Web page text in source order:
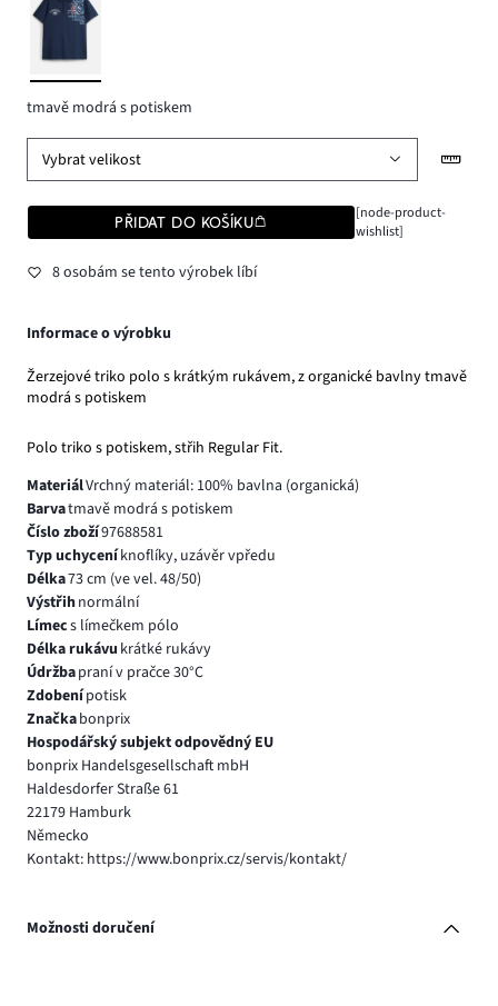
tmavě modrá s potiskem
Vybrat velikost
PŘIDAT DO KOŠÍKU
[node-product-
wishlist]
8 osobám se tento výrobek líbí
Informace o výrobku
Žerzejové triko polo s krátkým rukávem, z organické bavlny tmavě
modrá s potiskem
Polo triko s potiskem, střih Regular Fit.
MateriálVrchný materiál: 100% bavlna (organická)
Barvatmavě modrá s potiskem
Číslo zboží97688581
Typ uchyceníknoflíky, uzávěr vpředu
Délka73 cm (ve vel. 48/50)
Výstřihnormální
Límecs límečkem pólo
Délka rukávu krátké rukávy
Údržbapraní v pračce 30°C
Zdobenípotisk
Značkabonprix
Hospodářský subjekt odpovědný EU
bonprix Handelsgesellschaft mbH
Haldesdorfer Straße 61
22179 Hamburk
Německo
Kontakt: https://www.bonprix.cz/servis/kontakt/
Možnosti doručení